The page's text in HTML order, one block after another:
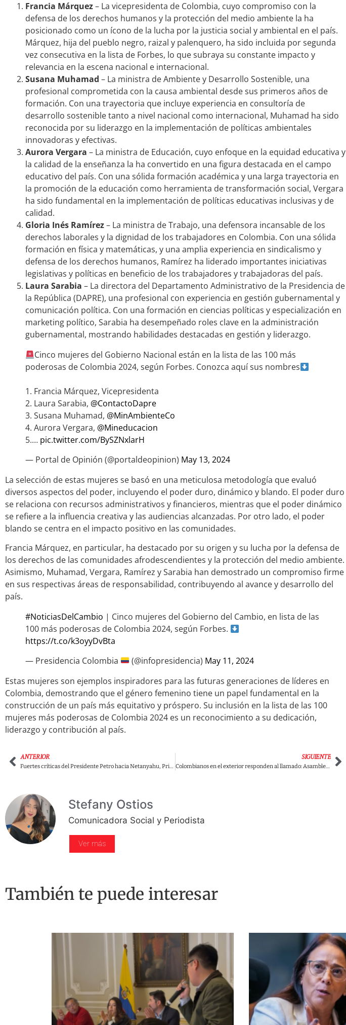
Francia Márquez– La vicepresidenta de Colombia, cuyo compromiso con la
defensa de los derechos humanos y la protección del medio ambiente la ha
posicionado como un ícono de la lucha por la justicia social y ambiental en el país.
Márquez, hija del pueblo negro, raizal y palenquero, ha sido incluida por segunda
vez consecutiva en la lista de Forbes, lo que subraya su constante impacto y
relevancia en la escena nacional e internacional.
Susana Muhamad – La ministra de Ambiente y Desarrollo Sostenible, una
profesional comprometida con la causa ambiental desde sus primeros años de
formación. Con una trayectoria que incluye experiencia en consultoría de
desarrollo sostenible tanto a nivel nacional como internacional, Muhamad ha sido
reconocida por su liderazgo en la implementación de políticas ambientales
innovadoras y efectivas.
Aurora Vergara – La ministra de Educación, cuyo enfoque en la equidad educativa y
la calidad de la enseñanza la ha convertido en una figura destacada en el campo
educativo del país. Con una sólida formación académica y una larga trayectoria en
la promoción de la educación como herramienta de transformación social, Vergara
ha sido fundamental en la implementación de políticas educativas inclusivas y de
calidad.
Gloria Inés Ramírez– La ministra de Trabajo, una defensora incansable de los
derechos laborales y la dignidad de los trabajadores en Colombia. Con una sólida
formación en física y matemáticas, y una amplia experiencia en sindicalismo y
defensa de los derechos humanos, Ramírez ha liderado importantes iniciativas
legislativas y políticas en beneficio de los trabajadores y trabajadoras del país.
Laura Sarabia – La directora del Departamento Administrativo de la Presidencia de
la República (DAPRE), una profesional con experiencia en gestión gubernamental y
comunicación política. Con una formación en ciencias políticas y especialización en
marketing político, Sarabia ha desempeñado roles clave en la administración
gubernamental, mostrando habilidades destacadas en gestión y liderazgo.
Cinco mujeres del Gobierno Nacional están en la lista de las 100 más
poderosas de Colombia 2024, según Forbes. Conozca aquí sus nombres
1. Francia Márquez, Vicepresidenta
2. Laura Sarabia, @ContactoDapre
3. Susana Muhamad, @MinAmbienteCo
4. Aurora Vergara, @Mineducacion
5.… pic.twitter.com/BySZNxlarH
— Portal de Opinión (@portaldeopinion) May 13, 2024
La selección de estas mujeres se basó en una meticulosa metodología que evaluó
diversos aspectos del poder, incluyendo el poder duro, dinámico y blando. El poder duro
se relaciona con recursos administrativos y financieros, mientras que el poder dinámico
se refiere a la influencia creativa y las audiencias alcanzadas. Por otro lado, el poder
blando se centra en el impacto positivo en las comunidades.
Francia Márquez, en particular, ha destacado por su origen y su lucha por la defensa de
los derechos de las comunidades afrodescendientes y la protección del medio ambiente.
Asimismo, Muhamad, Vergara, Ramírez y Sarabia han demostrado un compromiso firme
en sus respectivas áreas de responsabilidad, contribuyendo al avance y desarrollo del
país.
#NoticiasDelCambio | Cinco mujeres del Gobierno del Cambio, en lista de las
100 más poderosas de Colombia 2024, según Forbes.
https://t.co/k3oyyDvBta
— Presidencia Colombia
(@infopresidencia) May 11, 2024
Estas mujeres son ejemplos inspiradores para las futuras generaciones de líderes en
Colombia, demostrando que el género femenino tiene un papel fundamental en la
construcción de un país más equitativo y próspero. Su inclusión en la lista de las 100
mujeres más poderosas de Colombia 2024 es un reconocimiento a su dedicación,
liderazgo y contribución al país.
ANTERIOR
Fuertes críticas del Presidente Petro hacia Netanyahu, Primer Ministro de Israel: “Intenten al menos detener la masacre”
SIGUIENTE
Colombianos en el exterior responden al llamado: Asamblea Popular Permanente en defensa del Presidente Gustavo Petro y la democracia del país
Stefany Ostios
Comunicadora Social y Periodista
Ver más
También te puede interesar